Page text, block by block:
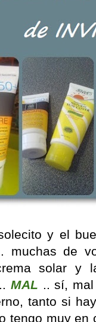
y el
muchas de
solar y
MAL .. sí,
tanto si
tengo muy en